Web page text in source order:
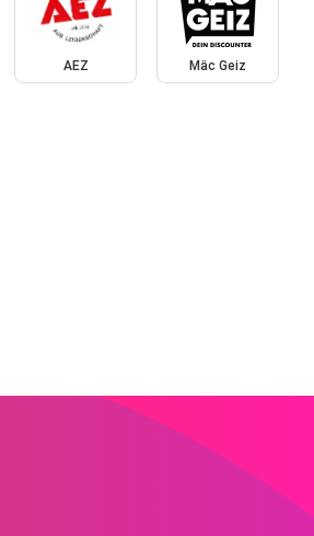
AEZ Mäc Geiz